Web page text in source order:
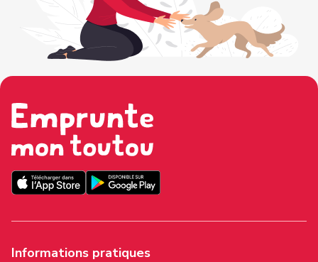
Informations pratiques